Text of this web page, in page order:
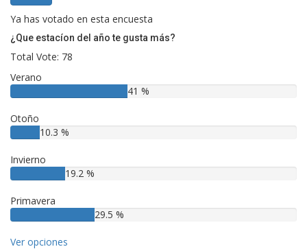
Ya has votado en esta encuesta
¿Que estacíon del año te gusta más?
Total Vote: 78
Verano
41 %
Otoño
10.3 %
Invierno
19.2 %
Primavera
29.5 %
Ver opciones